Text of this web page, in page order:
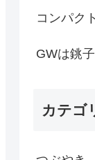
コンパク
GWは銚
カテゴ